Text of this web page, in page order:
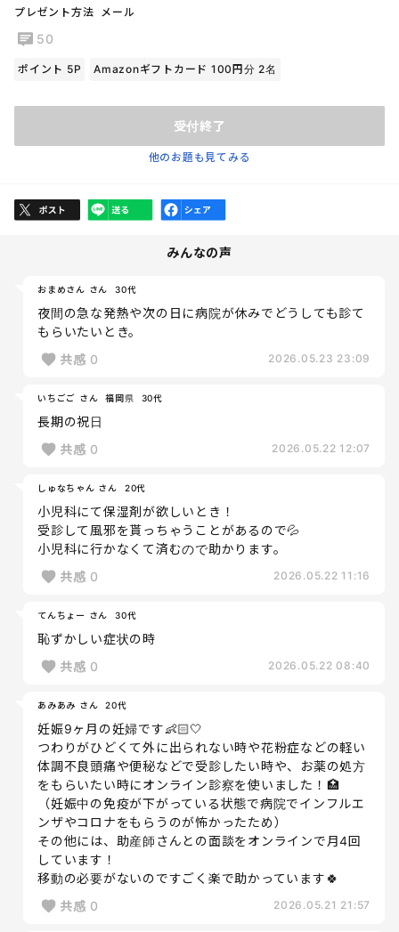
プレゼント方法
メール
50
ポイント 5P Amazonギフトカード 100円分 2名
受付終了
他のお題も見てみる
みんなの声
おまめさん さん 30代
夜間の急な発熱や次の日に病院が休みでどうしても診て
もらいたいとき。
共感 0 2026.05.23 23:09
いちごご さん 福岡県 30代
長期の祝日
共感 0 2026.05.22 12:07
しゅなちゃん さん 20代
小児科にて保湿剤が欲しいとき！
受診して風邪を貰っちゃうことがあるので💦
小児科に行かなくて済むので助かります。
共感 0 2026.05.22 11:16
てんちょー さん 30代
恥ずかしい症状の時
共感 0 2026.05.22 08:40
あみあみ さん 20代
妊娠9ヶ月の妊婦です👶🏻🤍
つわりがひどくて外に出られない時や花粉症などの軽い
体調不良頭痛や便秘などで受診したい時や、お薬の処方
をもらいたい時にオンライン診察を使いました！🏥
（妊娠中の免疫が下がっている状態で病院でインフルエ
ンザやコロナをもらうのが怖かったため）
その他には、助産師さんとの面談をオンラインで月4回
しています！
移動の必要がないのですごく楽で助かっています🍀
共感 0 2026.05.21 21:57